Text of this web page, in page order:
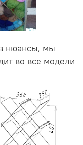
нюансы, мы
во все модели